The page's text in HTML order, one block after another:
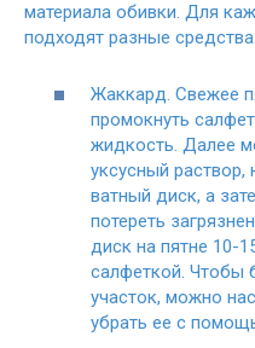
материала обивки. Для
подходят разные средства.
Жаккард. Свежее
промокнуть
жидкость. Далее
уксусный раствор,
ватный диск, а
потереть
диск на пятне 10-
салфеткой. Чтобы
участок, можно
убрать ее с